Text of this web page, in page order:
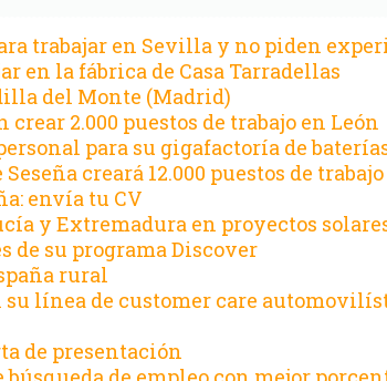
trabajar en Sevilla y no piden
en la fábrica de Casa Tarradellas
del Monte (Madrid)
2.000 puestos de trabajo en León
para su gigafactoría de
creará 12.000 puestos de trabajo
envía tu CV
y Extremadura en proyectos
de su programa Discover
rural
línea de customer care
de presentación